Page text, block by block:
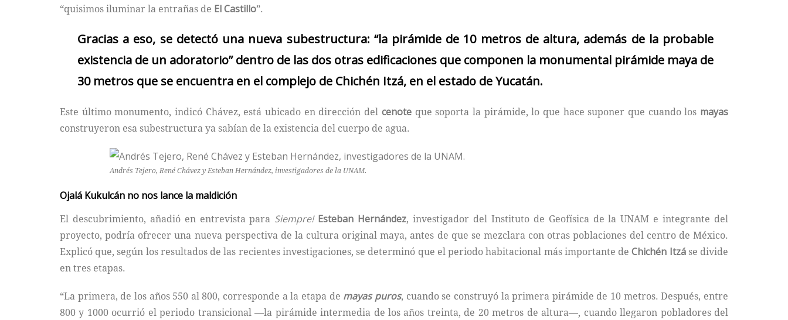
“quisimos iluminar la entrañas de El Castillo”.
Gracias a eso, se detectó una nueva subestructura: “la pirámide de 10 metros de altura, además de la probable
existencia de un adoratorio” dentro de las dos otras edificaciones que componen la monumental pirámide maya de
30 metros que se encuentra en el complejo de Chichén Itzá, en el estado de Yucatán.
Este último monumento, indicó Chávez, está ubicado en dirección del cenoteque soporta la pirámide, lo que hace suponer que cuando los mayas
construyeron esa subestructura ya sabían de la existencia del cuerpo de agua.
Andrés Tejero, René Chávez y Esteban Hernández, investigadores de la UNAM.
Ojalá Kukulcán no nos lance la maldición
El descubrimiento, añadió en entrevista para Siempre! Esteban Hernández, investigador del Instituto de Geofísica de la UNAM e integrante del
proyecto, podría ofrecer una nueva perspectiva de la cultura original maya, antes de que se mezclara con otras poblaciones del centro de México.
Explicó que, según los resultados de las recientes investigaciones, se determinó que el periodo habitacional más importante deChichén Itzáse divide
en tres etapas.
“La primera, de los años 550 al 800, corresponde a la etapa de mayas puros, cuando se construyó la primera pirámide de 10 metros. Después, entre
800 y 1000 ocurrió el periodo transicional —la pirámide intermedia de los años treinta, de 20 metros de altura—, cuando llegaron pobladores del